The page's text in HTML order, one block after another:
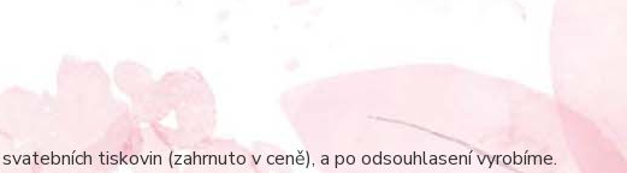
tiskovin (zahrnuto v ceně), a po odsouhlasení vyrobíme.